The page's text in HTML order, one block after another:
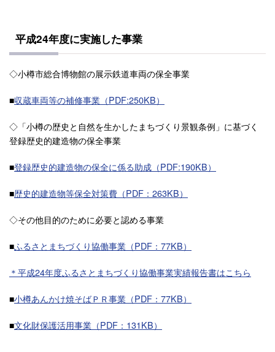
平成24年度に実施した事業
◇小樽市総合博物館の展示鉄道車両の保全事業
■収蔵車両等の補修事業（PDF:250KB）
◇「小樽の歴史と自然を生かしたまちづくり景観条例」に基づく
登録歴史的建造物の保全事業
■登録歴史的建造物の保全に係る助成（PDF:190KB）
■歴史的建造物等保全対策費（PDF：263KB）
◇その他目的のために必要と認める事業
■ふるさとまちづくり協働事業（PDF：77KB）
＊平成24年度ふるさとまちづくり協働事業実績報告書はこちら
■小樽あんかけ焼そばＰＲ事業（PDF：77KB）
■文化財保護活用事業（PDF：131KB）